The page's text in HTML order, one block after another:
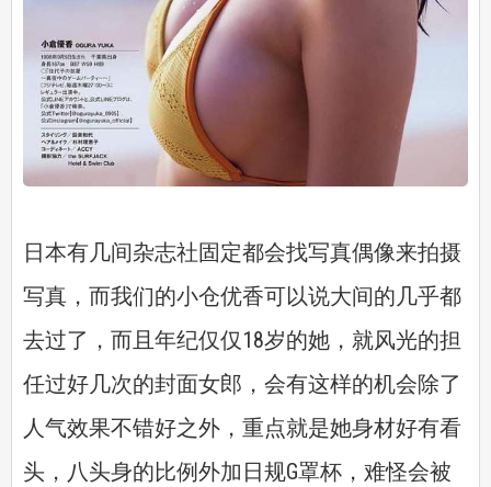
日本有几间杂志社固定都会找写真偶像来拍摄
写真，而我们的小仓优香可以说大间的几乎都
去过了，而且年纪仅仅18岁的她，就风光的担
任过好几次的封面女郎，会有这样的机会除了
人气效果不错好之外，重点就是她身材好有看
头，八头身的比例外加日规G罩杯，难怪会被